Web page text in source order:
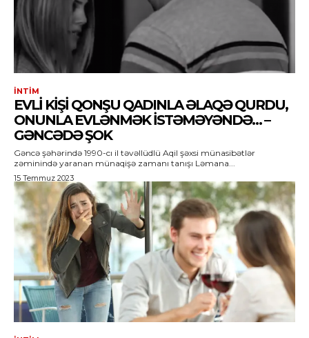
İNTIM
EVLI KIŞI QONŞU QADINLA ƏLAQƏ QURDU,
ONUNLA EVLƏNMƏK ISTƏMƏYƏNDƏ… –
GƏNCƏDƏ ŞOK
Gəncə şəhərində 1990-cı il təvəllüdlü Aqil şəxsi münasibətlər
zəminində yaranan münaqişə zamanı tanışı Ləmana...
15 Temmuz 2023